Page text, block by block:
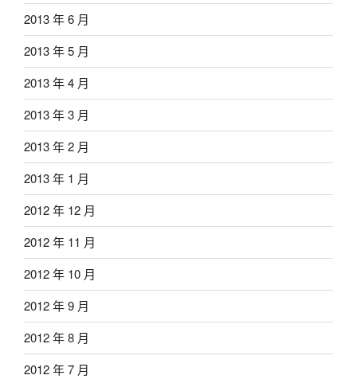
2013 年 6 月
2013 年 5 月
2013 年 4 月
2013 年 3 月
2013 年 2 月
2013 年 1 月
2012 年 12 月
2012 年 11 月
2012 年 10 月
2012 年 9 月
2012 年 8 月
2012 年 7 月